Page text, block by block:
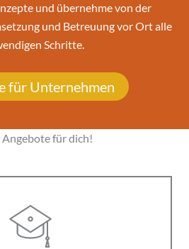
und übernehme von der
und Betreuung vor Ort alle
Schritte.
für Unternehmen
für dich!